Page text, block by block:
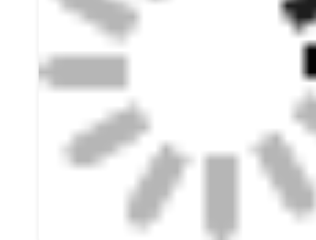
Unternehmensübersicht